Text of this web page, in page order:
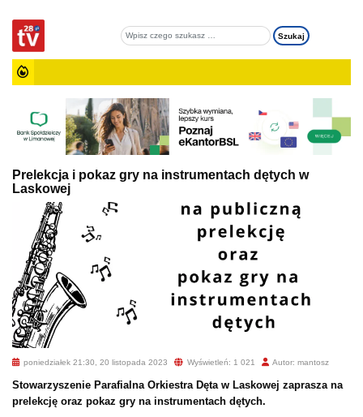
Prelekcja i pokaz gry na instrumentach dętych w
Laskowej
poniedziałek 21:30, 20 listopada 2023 Wyświetleń: 1 021 Autor: mantosz
Stowarzyszenie Parafialna Orkiestra Dęta w Laskowej zaprasza na
prelekcję oraz pokaz gry na instrumentach dętych.